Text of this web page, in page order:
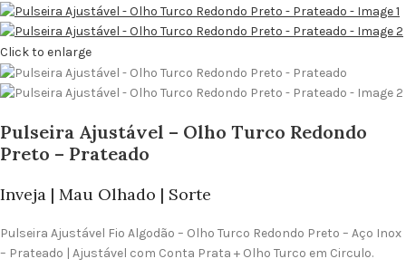
Click to enlarge
Pulseira Ajustável – Olho Turco Redondo
Preto – Prateado
Inveja | Mau Olhado | Sorte
Pulseira Ajustável Fio Algodão – Olho Turco Redondo Preto – Aço Inox
– Prateado | Ajustável com Conta Prata + Olho Turco em Circulo.